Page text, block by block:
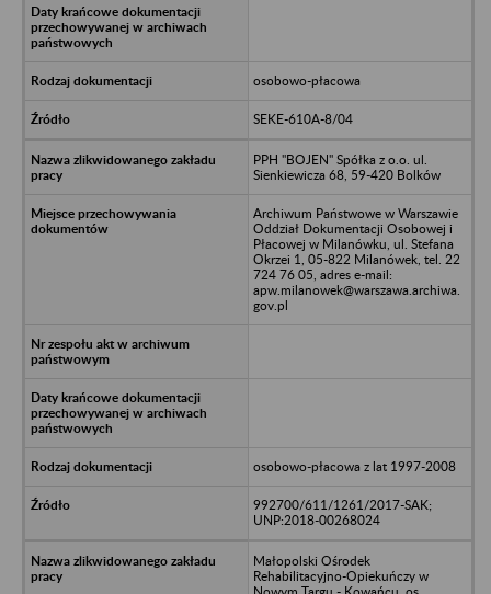
osobowo-płacowa
SEKE-610A-8/04
PPH "BOJEN" Spółka z o.o. ul.
Sienkiewicza 68, 59-420 Bolków
Archiwum Państwowe w Warszawie
Oddział Dokumentacji Osobowej i
Płacowej w Milanówku, ul. Stefana
Okrzei 1, 05-822 Milanówek, tel. 22
724 76 05, adres e-mail:
apw.milanowek@warszawa.archiwa.
gov.pl
osobowo-płacowa z lat 1997-2008
992700/611/1261/2017-SAK;
UNP:2018-00268024
Małopolski Ośrodek
Rehabilitacyjno-Opiekuńczy w